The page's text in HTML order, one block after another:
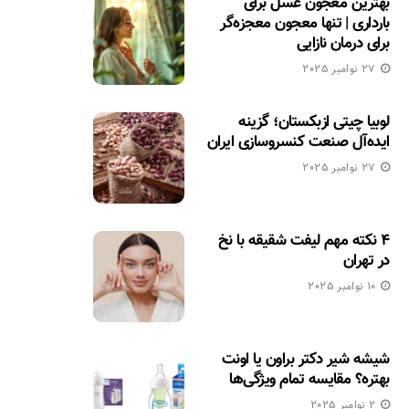
بارداری | تنها معجون معجزه‌گر
برای درمان نازایی
27 نوامبر 2025
لوبیا چیتی ازبکستان؛ گزینه
ایده‌آل صنعت کنسروسازی ایران
27 نوامبر 2025
۴ نکته مهم لیفت شقیقه با نخ
در تهران
10 نوامبر 2025
شیشه شیر دکتر براون یا اونت
بهتره؟ مقایسه تمام ویژگی‌ها
2 نوامبر 2025